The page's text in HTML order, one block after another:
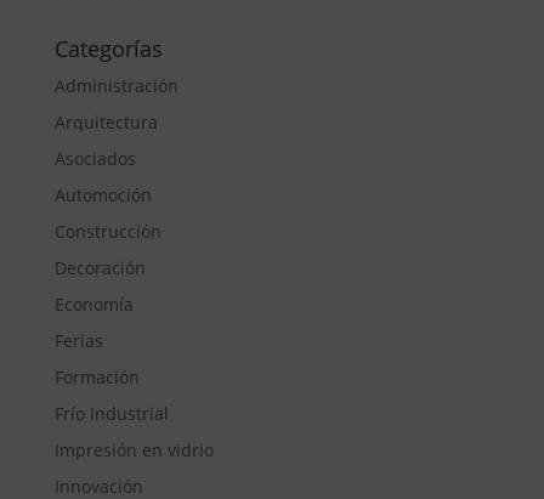
Categorías
Administración
Arquitectura
Asociados
Automoción
Construcción
Decoración
Economía
Ferias
Formación
Frío Industrial
Impresión en vidrio
Innovación